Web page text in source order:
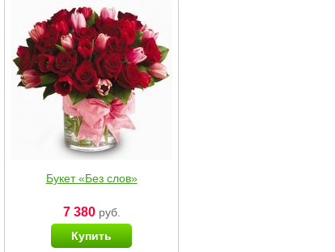
Букет «Без слов»
7 380руб.
Купить